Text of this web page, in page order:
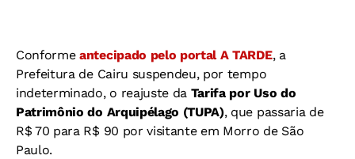
Conformeantecipado pelo portal A TARDE, a
Prefeitura de Cairu suspendeu, por tempo
indeterminado, o reajuste da Tarifa por Uso do
Patrimônio do Arquipélago (TUPA), que passaria de
R$ 70 para R$ 90 por visitante em Morro de São
Paulo.